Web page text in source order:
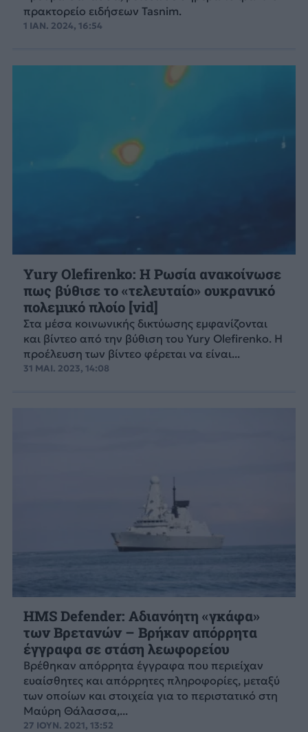
πρακτορείο ειδήσεων Tasnim.
1 ΙΑΝ. 2024, 16:54
Yury Olefirenko: Η Ρωσία ανακοίνωσε
πως βύθισε το «τελευταίο» ουκρανικό
πολεμικό πλοίο [vid]
Στα μέσα κοινωνικής δικτύωσης εμφανίζονται
και βίντεο από την βύθιση του Yury Olefirenko. Η
προέλευση των βίντεο φέρεται να είναι...
31 ΜΑΙ. 2023, 14:08
HMS Defender: Αδιανόητη «γκάφα»
των Βρετανών – Βρήκαν απόρρητα
έγγραφα σε στάση λεωφορείου
Βρέθηκαν απόρρητα έγγραφα που περιείχαν
ευαίσθητες και απόρρητες πληροφορίες, μεταξύ
των οποίων και στοιχεία για το περιστατικό στη
Μαύρη Θάλασσα,...
27 ΙΟΥΝ. 2021, 13:52